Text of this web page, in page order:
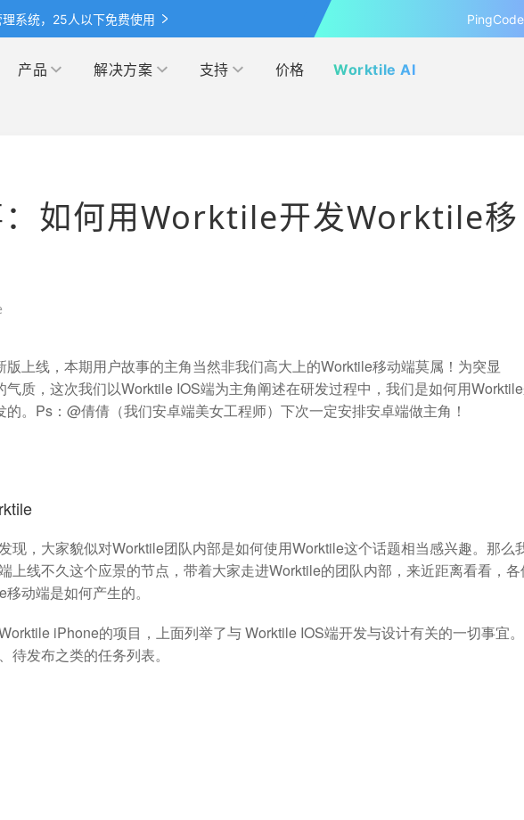
系统，25人以下免费使用
产品
国内率先覆盖 OKR 全流程的应用 超大容量的企业级网盘
化研发管理工具 解决方案
人事行政
化研发管理工具 支持
发现最新的产品动态、业界资讯和见
解洞察
生态联盟计划
与 Worktile 联合打造互助共赢的生态
体系
探索各行各业在 Worktile 上的最
践
投资者关系
我们的投资方
化研发管理工具 价格 Worktile AI
：如何用Worktile开发Worktile移
版上线，本期用户故事的主角当然非我们高大上的Worktile移动端莫属！为突显
气质，这次我们以Worktile IOS端为主角阐述在研发过程中，我们是如何用
。Ps：@倩倩（我们安卓端美女工程师）下次一定安排安卓端做主角！
现，大家貌似对Worktile团队内部是如何使用Worktile这个话题相当感兴趣。那么
上线不久这个应景的节点，带着大家走进Worktile的团队内部，来近距离看看，各
动端是如何产生的。
iPhone的项目，上面列举了与 Worktile IOS端开发与设计有关的一切事宜
、 待发布之类的任务列表。